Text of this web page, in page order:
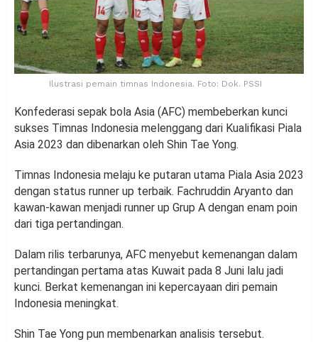
Ilustrasi pemain timnas Indonesia. Foto: Dok. PSSI
Konfederasi sepak bola Asia (AFC) membeberkan kunci
sukses Timnas Indonesia melenggang dari Kualifikasi Piala
Asia 2023 dan dibenarkan oleh Shin Tae Yong.
Timnas Indonesia melaju ke putaran utama Piala Asia 2023
dengan status runner up terbaik. Fachruddin Aryanto dan
kawan-kawan menjadi runner up Grup A dengan enam poin
dari tiga pertandingan.
Dalam rilis terbarunya, AFC menyebut kemenangan dalam
pertandingan pertama atas Kuwait pada 8 Juni lalu jadi
kunci. Berkat kemenangan ini kepercayaan diri pemain
Indonesia meningkat.
Shin Tae Yong pun membenarkan analisis tersebut.